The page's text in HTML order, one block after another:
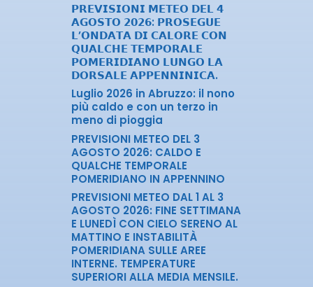
𝗣𝗥𝗘𝗩𝗜𝗦𝗜𝗢𝗡𝗜 𝗠𝗘𝗧𝗘𝗢 𝗗𝗘𝗟 𝟰
𝗔𝗚𝗢𝗦𝗧𝗢 𝟮𝟬𝟮𝟲: 𝗣𝗥𝗢𝗦𝗘𝗚𝗨𝗘
𝗟’𝗢𝗡𝗗𝗔𝗧𝗔 𝗗𝗜 𝗖𝗔𝗟𝗢𝗥𝗘 𝗖𝗢𝗡
𝗤𝗨𝗔𝗟𝗖𝗛𝗘 𝗧𝗘𝗠𝗣𝗢𝗥𝗔𝗟𝗘
𝗣𝗢𝗠𝗘𝗥𝗜𝗗𝗜𝗔𝗡𝗢 𝗟𝗨𝗡𝗚𝗢 𝗟𝗔
𝗗𝗢𝗥𝗦𝗔𝗟𝗘 𝗔𝗣𝗣𝗘𝗡𝗡𝗜𝗡𝗜𝗖𝗔.
Luglio 2026 in Abruzzo: il nono
più caldo e con un terzo in
meno di pioggia
PREVISIONI METEO DEL 3
AGOSTO 2026: CALDO E
QUALCHE TEMPORALE
POMERIDIANO IN APPENNINO
PREVISIONI METEO DAL 1 AL 3
AGOSTO 2026: FINE SETTIMANA
E LUNEDÌ CON CIELO SERENO AL
MATTINO E INSTABILITÀ
POMERIDIANA SULLE AREE
INTERNE. TEMPERATURE
SUPERIORI ALLA MEDIA MENSILE.